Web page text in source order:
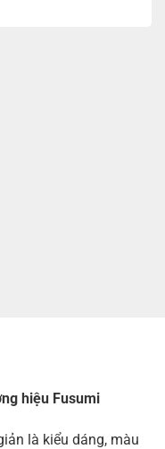
hiệu Fusumi
là kiểu dáng, màu